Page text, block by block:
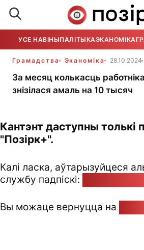
УСЕ НАВІНЫПАЛІТЫКАЭКАНОМІКА
Грамадства Эканоміка 28.10.2024
За месяц колькасць
знізілася амаль на 10 тысяч
Кантэнт даступны толькі
"Позірк+".
Калі ласка, аўтарызуйцеся
службу падпіскі:
Вы можаце вернуцца на